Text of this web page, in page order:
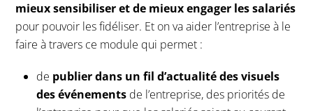
mieux sensibiliser et de mieux engager les salariés
pour pouvoir les fidéliser. Et on va aider l’entreprise à le
faire à travers ce module qui permet :
de publier dans un fil d’actualité des visuels
des événements de l’entreprise, des priorités de